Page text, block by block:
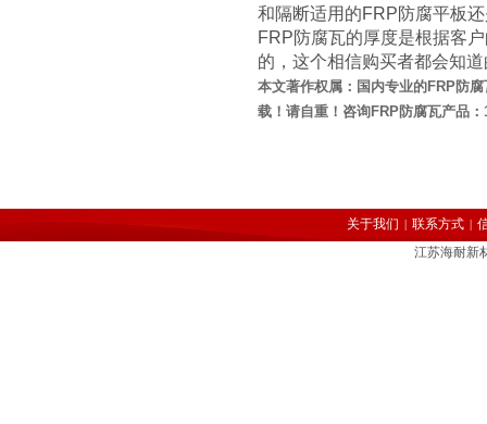
和隔断适用的FRP防腐平板
FRP防腐瓦的厚度是根据客
的，这个相信购买者都会知
本文著作权属：国内专业的FRP防
载！请自重！咨询FRP防腐瓦产品
关于我们 | 联系方式 |
江苏海耐新